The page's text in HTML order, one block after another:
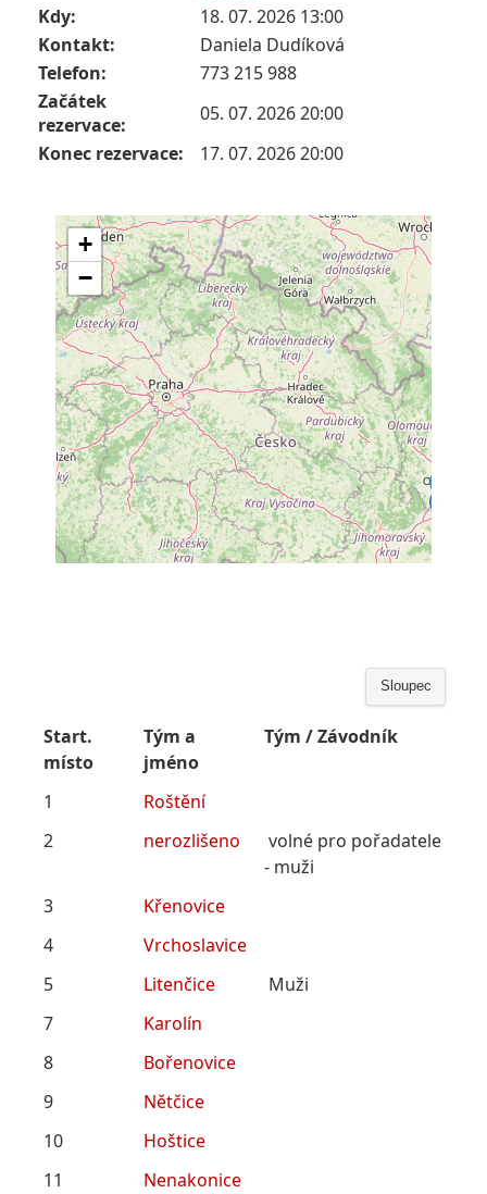
Kdy:
18. 07. 2026 13:00
Kontakt:
Daniela Dudíková
Telefon:
773 215 988
Začátek
rezervace:
05. 07. 2026 20:00
Konec rezervace:
17. 07. 2026 20:00
Sloupec
Start.
místo
Tým a
jméno
Tým / Závodník
1
Roštění
2
nerozlišeno
volné pro pořadatele
- muži
3
Křenovice
4
Vrchoslavice
5
Litenčice
Muži
7
Karolín
8
Bořenovice
9
Nětčice
10
Hoštice
11
Nenakonice